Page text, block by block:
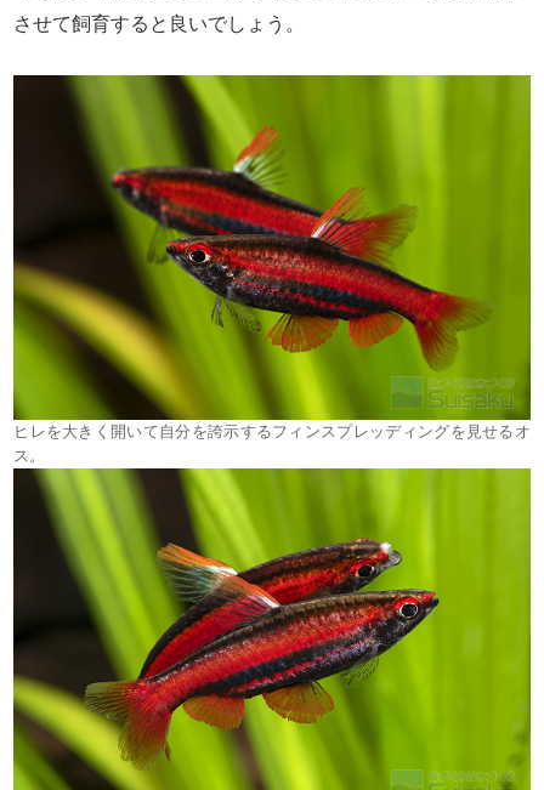
させて飼育すると良いでしょう。
ヒレを大きく開いて自分を誇示するフィンスプレッディングを見せるオ
ス。